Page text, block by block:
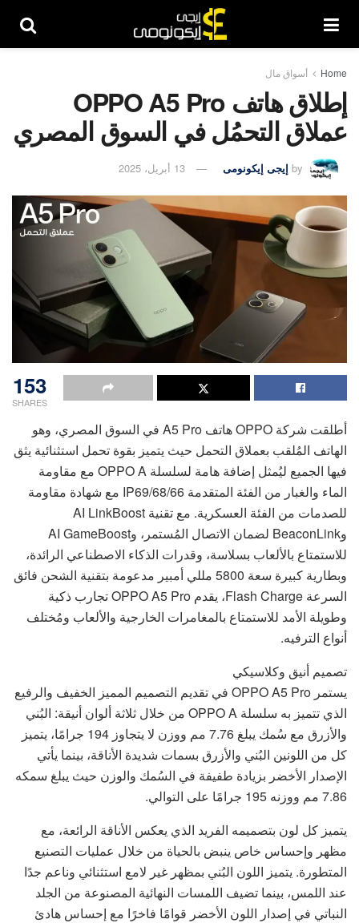
Home أسواق مال
إطلاق هاتف OPPO A5 Pro
عملاق التحمُل في السوق المصري
by إيجى إيكونومى 13 أبريل، 2025
153
SHARES
أطلقت شركة OPPO هاتف A5 Pro في السوق المصري، وهو
الهاتف المُلقب بعملاق التحمل حيث يتميز بقوة تحمل استثنائية يثق
فيها الجميع ليُمثل إضافة هامة لسلسلة OPPO A مع مقاومة
الماء والغبار من الفئة المتقدمة IP69/68/66 مع شهادة مقاومة
للصدمات من الفئة العسكرية. مع تقنية AI LinkBoost
وBeaconLink لضمان الاتصال المُستمر، وAI GameBoost
للاستمتاع بالألعاب بسلاسة، وقدرات الذكاء الاصطناعي الرائدة،
وبطارية كبيرة سعة 5800 مللي أمبير مدعومة بتقنية الشحن فائق
السرعة Flash Charge، يقدم OPPO A5 Pro تجارب ذكية
وطويلة الأمد للاستمتاع بالمغامرات الخارجية والألعاب ومُختلف
أنواع الترفيه.
تصميم أنيق وكلاسيكي
يستمر OPPO A5 Pro في تقديم التصميم المميز الخفيف والرفيع
الذي تتميز به سلسلة OPPO A من خلال ثلاثة ألوان أنيقة: البُني
والأزرق مع سُمك يبلغ 7.76 مم ووزن لا يتجاوز 194 جرامًا، يتميز
كل من اللونين البُني والأزرق بسمات شديدة الأناقة، بينما يأتي
الإصدار الأخضر بزيادة طفيفة في السُمك والوزن حيث يبلغ سمكه
7.86 مم ووزنه 195 جرامًا على التوالي.
يتميز كل لون بتصميمه الفريد الذي يعكس الأناقة الرائعة، مع
مظهر وإحساس خاص ينبض بالحياة من خلال عمليات التصنيع
المتطورة. يتميز اللون البُني بمظهر غير لامع استثنائي وناعم جدًا
عند اللمس، بينما تضيف اللمسات النهائية المصنوعة من الجلد
النباتي في إصدار اللون الأخضر قوامًا فاخرًا مع إحساس هادئ